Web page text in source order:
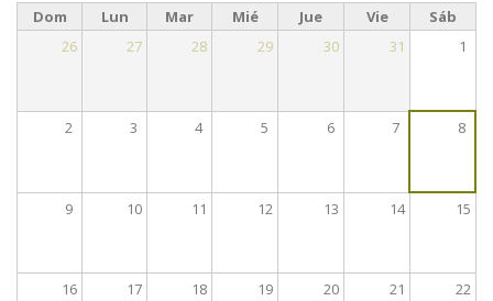
Dom Lun Mar Mié Jue Vie
Sáb
26
27 28 29 30 31 1
2 3 4 5 6 7 8
9 10 11 12 13 14 15
16 17 18 19 20 21 22